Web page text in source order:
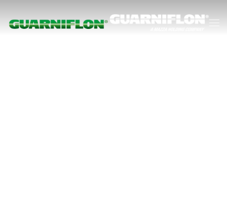
Accéder au contenu principal